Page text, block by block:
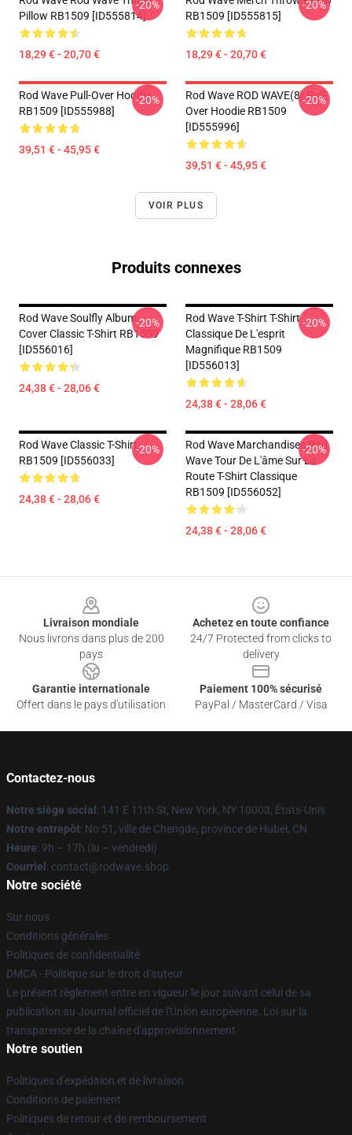
Pillow RB1509 [ID555814]
18,29 € - 20,70 €
-20%
RB1509 [ID555815]
18,29 € - 20,70 €
-20%
Rod Wave Pull-Over Hoodie
RB1509 [ID555988]
39,51 € - 45,95 €
-20%
Rod Wave ROD WAVE(8) Pull-
Over Hoodie RB1509
[ID555996]
39,51 € - 45,95 €
-20%
VOIR PLUS
Produits connexes
Rod Wave Soulfly Album
Cover Classic T-Shirt RB1509
[ID556016]
24,38 € - 28,06 €
-20%
Rod Wave T-Shirt T-Shirt
Classique De L'esprit
Magnifique RB1509
[ID556013]
24,38 € - 28,06 €
-20%
Rod Wave Classic T-Shirt
RB1509 [ID556033]
24,38 € - 28,06 €
-20%
Rod Wave Marchandises Rod
Wave Tour De L'âme Sur La
Route T-Shirt Classique
RB1509 [ID556052]
24,38 € - 28,06 €
-20%
Livraison mondiale
Nous livrons dans plus de 200
pays
Achetez en toute confiance
24/7 Protected from clicks to
delivery
Garantie internationale
Offert dans le pays d'utilisation
Paiement 100% sécurisé
PayPal / MasterCard / Visa
Contactez-nous
Notre siège social : 141 E 11th St, New York, NY 10003, États-Unis
Notre entrepôt: No 51, ville de Chengde, province de Hubei, CN
Heure: 9h – 17h (lu – vendredi)
Courriel : contact@rodwave.shop
Notre société
Sur nous
Conditions générales
Politiques de confidentialité
DMCA - Politique sur le droit d'auteur
Le présent règlement entre en vigueur le jour suivant celui de sa
publication au Journal officiel de l'Union européenne. Loi sur la
transparence de la chaîne d'approvisionnement
Notre soutien
Politiques d'expédition et de livraison
Conditions de paiement
Politiques de retour et de remboursement